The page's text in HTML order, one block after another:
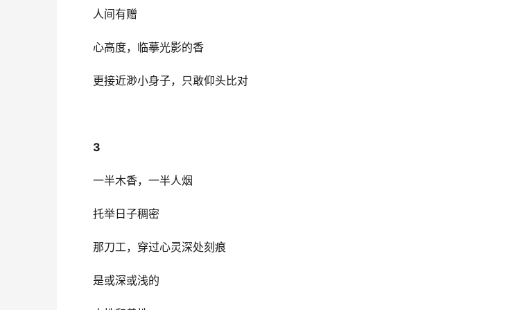
人间有赠
心高度，临摹光影的香
更接近渺小身子，只敢仰头比对
3
一半木香，一半人烟
托举日子稠密
那刀工，穿过心灵深处刻痕
是或深或浅的